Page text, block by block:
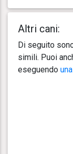
Altri cani:
Di seguito
simili. Puoi
eseguendo